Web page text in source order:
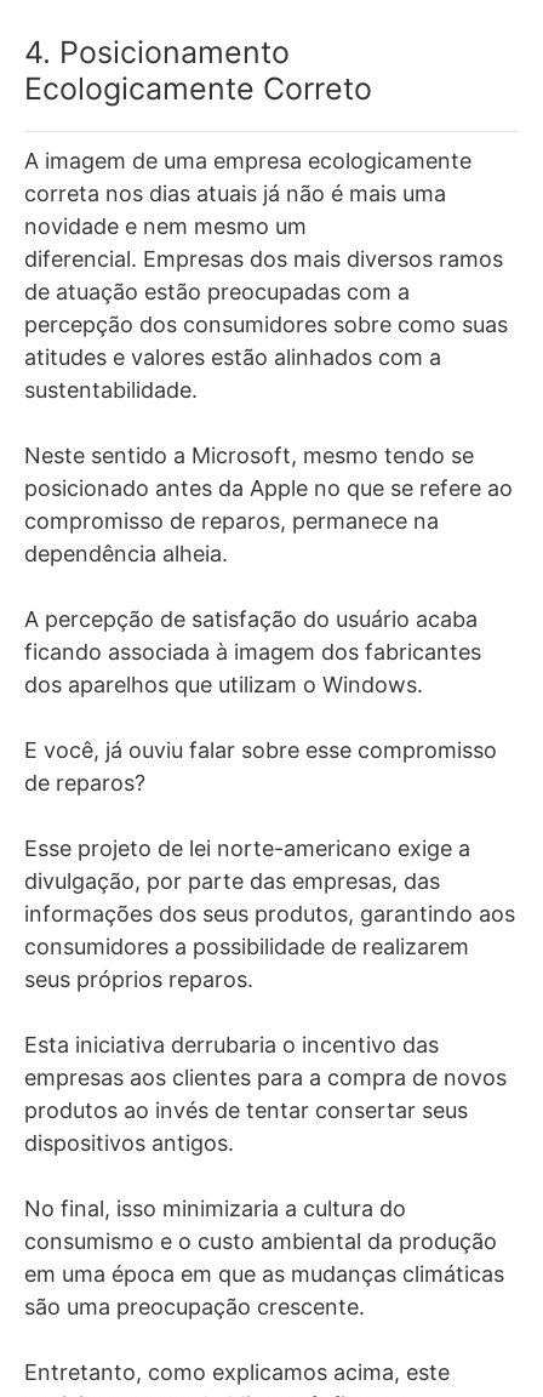
4. Posicionamento
Ecologicamente Correto
A imagem de uma empresa ecologicamente
correta nos dias atuais já não é mais uma
novidade e nem mesmo um
diferencial. Empresas dos mais diversos ramos
de atuação estão preocupadas com a
percepção dos consumidores sobre como suas
atitudes e valores estão alinhados com a
sustentabilidade.
Neste sentido a Microsoft, mesmo tendo se
posicionado antes da Apple no que se refere ao
compromisso de reparos, permanece na
dependência alheia.
A percepção de satisfação do usuário acaba
ficando associada à imagem dos fabricantes
dos aparelhos que utilizam o Windows.
E você, já ouviu falar sobre esse compromisso
de reparos?
Esse projeto de lei norte-americano exige a
divulgação, por parte das empresas, das
informações dos seus produtos, garantindo aos
consumidores a possibilidade de realizarem
seus próprios reparos.
Esta iniciativa derrubaria o incentivo das
empresas aos clientes para a compra de novos
produtos ao invés de tentar consertar seus
dispositivos antigos.
No final, isso minimizaria a cultura do
consumismo e o custo ambiental da produção
em uma época em que as mudanças climáticas
são uma preocupação crescente.
Entretanto, como explicamos acima, este